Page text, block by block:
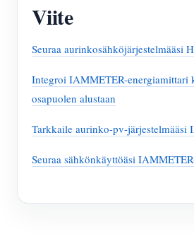
Viite
Seuraa aurinkosähköjärjestelmääsi
Integroi IAMMETER-energiamittari
osapuolen alustaan
Tarkkaile aurinko-pv-järjestelmääsi
Seuraa sähkönkäyttöäsi